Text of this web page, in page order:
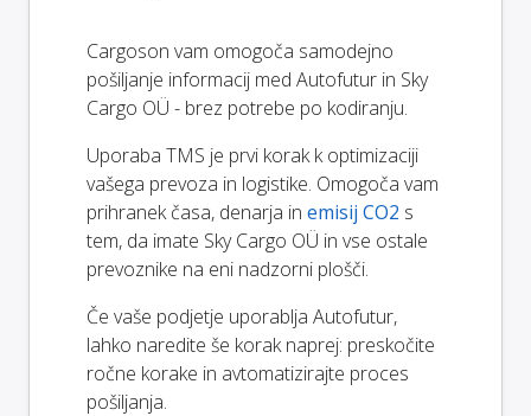
Cargoson vam omogoča samodejno
pošiljanje informacij med Autofutur in Sky
Cargo OÜ - brez potrebe po kodiranju.
Uporaba TMS je prvi korak k optimizaciji
vašega prevoza in logistike. Omogoča vam
prihranek časa, denarja in emisij CO2 s
tem, da imate Sky Cargo OÜ in vse ostale
prevoznike na eni nadzorni plošči.
Če vaše podjetje uporablja Autofutur,
lahko naredite še korak naprej: preskočite
ročne korake in avtomatizirajte proces
pošiljanja.